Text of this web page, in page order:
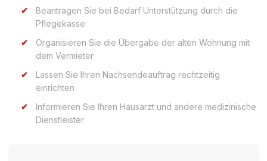
Beantragen Sie bei Bedarf Unterstützung durch die
Pflegekasse
Organisieren Sie die Übergabe der alten Wohnung mit
dem Vermieter
Lassen Sie Ihren Nachsendeauftrag rechtzeitig
einrichten
Informieren Sie Ihren Hausarzt und andere medizinische
Dienstleister